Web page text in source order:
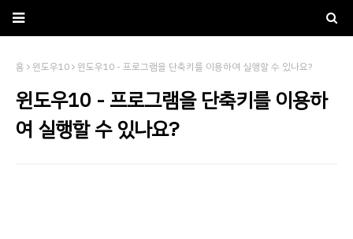
홈 윈도우10 윈도우10 - 프로그램을 단축키를 이용하여 실행할 수 있나요?
윈도우10 - 프로그램을 단축키를 이용하
여 실행할 수 있나요?